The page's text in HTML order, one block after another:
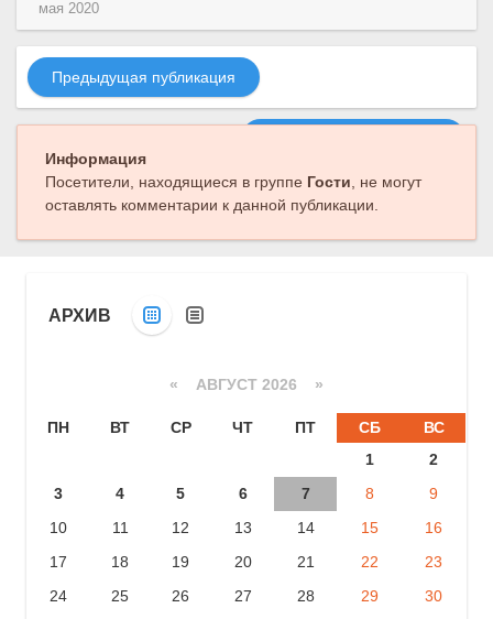
мая 2020
Предыдущая публикация
Информация
Посетители, находящиеся в группе Гости, не могут
оставлять комментарии к данной публикации.
АРХИВ
« АВГУСТ 2026 »
ПН ВТ СР ЧТ ПТ СБ
ВС
1
2
3
4 5 6 7 8
9
10
11 12 13 14 15
16
17
18 19 20 21 22
23
24
25 26 27 28 29
30